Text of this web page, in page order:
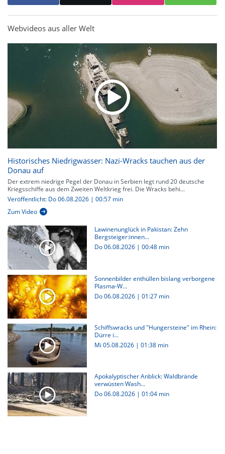
Webvideos aus aller Welt
Historisches Niedrigwasser: Nazi-Wracks tauchen aus der
Donau auf
Der extrem niedrige Pegel der Donau in Serbien legt rund 20 deutsche
Kriegsschiffe aus dem Zweiten Weltkrieg frei. Die Wracks behi...
Veröffentlicht: Do 06.08.2026 | 00:57 min
Zum Video
Lawinenunglück in Pakistan: Zehn
Bergsteiger:innen...
Do 06.08.2026 | 00:48 min
Sonnenbilder enthüllen bislang verborgene
Plasma-W...
Do 06.08.2026 | 01:27 min
Schiffswracks und "Hungersteine" im Rhein:
Dürre i...
Mi 05.08.2026 | 01:38 min
Apokalyptischer Anblick: Waldbrände
verwüsten Wash...
Do 06.08.2026 | 01:04 min